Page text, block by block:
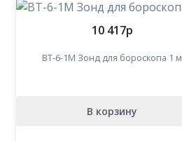
10 417p
BT-6-1М Зонд для бороскопа 1 м
В корзину